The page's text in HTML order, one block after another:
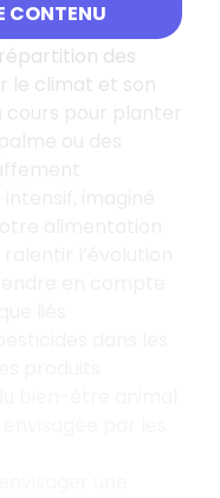
CONTENU
sur la
des
le climat et son